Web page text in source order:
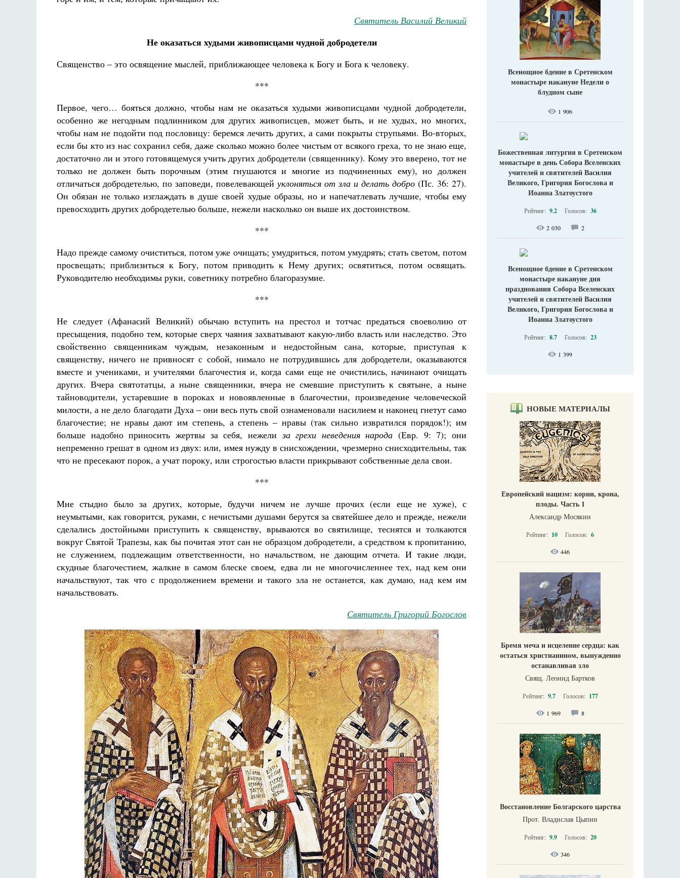
Святитель Василий Великий
Не оказаться худыми живописцами чудной добродетели
Священство – это освящение мыслей, приближающее человека к Богу и Бога к человеку.
***
Первое, чего… бояться должно, чтобы нам не оказаться худыми живописцами чудной добродетели,
особенно же негодным подлинником для других живописцев, может быть, и не худых, но многих,
чтобы нам не подойти под пословицу: беремся лечить других, а сами покрыты струпьями. Во-вторых,
если бы кто из нас сохранил себя, даже сколько можно более чистым от всякого греха, то не знаю еще,
достаточно ли и этого готовящемуся учить других добродетели (священнику). Кому это вверено, тот не
только не должен быть порочным (этим гнушаются и многие из подчиненных ему), но должен
отличаться добродетелью, по заповеди, повелевающей уклоняться от зла и делать добро (Пс. 36: 27).
Он обязан не только изглаждать в душе своей худые образы, но и напечатлевать лучшие, чтобы ему
превосходить других добродетелью больше, нежели насколько он выше их достоинством.
***
Надо прежде самому очиститься, потом уже очищать; умудриться, потом умудрять; стать светом, потом
просвещать; приблизиться к Богу, потом приводить к Нему других; освятиться, потом освящать.
Руководителю необходимы руки, советнику потребно благоразумие.
***
Не следует (Афанасий Великий) обычаю вступить на престол и тотчас предаться своеволию от
пресыщения, подобно тем, которые сверх чаяния захватывают какую-либо власть или наследство. Это
свойственно священникам чуждым, незаконным и недостойным сана, которые, приступая к
священству, ничего не привносят с собой, нимало не потрудившись для добродетели, оказываются
вместе и учениками, и учителями благочестия и, когда сами еще не очистились, начинают очищать
других. Вчера святотатцы, а ныне священники, вчера не смевшие приступить к святыне, а ныне
тайноводители, устаревшие в пороках и новоявленные в благочестии, произведение человеческой
милости, а не дело благодати Духа – они весь путь свой ознаменовали насилием и наконец гнетут само
благочестие; не нравы дают им степень, а степень – нравы (так сильно извратился порядок!); им
больше надобно приносить жертвы за себя, нежелиза грехи неведения народа (Евр. 9: 7); они
непременно грешат в одном из двух: или, имея нужду в снисхождении, чрезмерно снисходительны, так
что не пресекают порок, а учат пороку, или строгостью власти прикрывают собственные дела свои.
***
Мне стыдно было за других, которые, будучи ничем не лучше прочих (если еще не хуже), с
неумытыми, как говорится, руками, с нечистыми душами берутся за святейшее дело и прежде, нежели
сделались достойными приступить к священству, врываются во святилище, теснятся и толкаются
вокруг Святой Трапезы, как бы почитая этот сан не образцом добродетели, а средством к пропитанию,
не служением, подлежащим ответственности, но начальством, не дающим отчета. И такие люди,
скудные благочестием, жалкие в самом блеске своем, едва ли не многочисленнее тех, над кем они
начальствуют, так что с продолжением времени и такого зла не останется, как думаю, над кем им
начальствовать.
Святитель Григорий Богослов
Всенощное бдение в Сретенском
монастыре накануне Недели о
блудном сыне
1 906
Божественная литургия в Сретенском
монастыре в день Собора Вселенских
учителей и святителей Василия
Великого, Григория Богослова и
Иоанна Златоустого
Рейтинг: 9.2 Голосов: 36
2 030 2
Всенощное бдение в Сретенском
монастыре накануне дня
празднования Собора Вселенских
учителей и святителей Василия
Великого, Григория Богослова и
Иоанна Златоустого
Рейтинг: 8.7 Голосов: 23
1 399
НОВЫЕ МАТЕРИАЛЫ
Европейский нацизм: корни, крона,
плоды. Часть 1
Александр Мосякин
Рейтинг: 10 Голосов: 6
446
Бремя меча и исцеление сердца: как
остаться христианином, вынужденно
останавливая зло
Свящ. Леонид Бартков
Рейтинг: 9.7 Голосов: 177
1 969 8
Восстановление Болгарского царства
Прот. Владислав Цыпин
Рейтинг: 9.9 Голосов: 20
346